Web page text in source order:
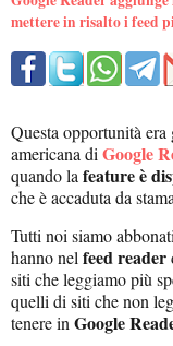
mettere in risalto i feed
Questa opportunità
americana diGoogle
quando lafeature è
che è accaduta da
Tutti noi siamo
hanno nel feed reader
siti che leggiamo più
quelli di siti che non
tenere in Google